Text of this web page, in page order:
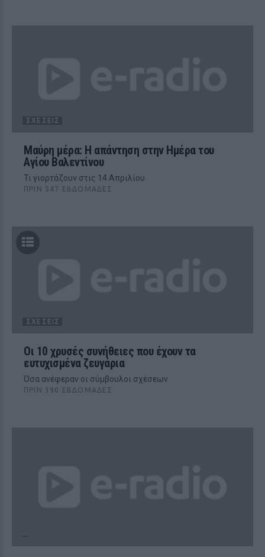
ΣΧΈΣΕΙΣ
Μαύρη μέρα: Η απάντηση στην Ημέρα του
Αγίου Βαλεντίνου
Τι γιορτάζουν στις 14 Απριλίου
ΠΡΙΝ 547 ΕΒΔΟΜΆΔΕΣ
ΣΧΈΣΕΙΣ
Οι 10 χρυσές συνήθειες που έχουν τα
ευτυχισμένα ζευγάρια
Όσα ανέφεραν οι σύμβουλοι σχέσεων
ΠΡΙΝ 390 ΕΒΔΟΜΆΔΕΣ